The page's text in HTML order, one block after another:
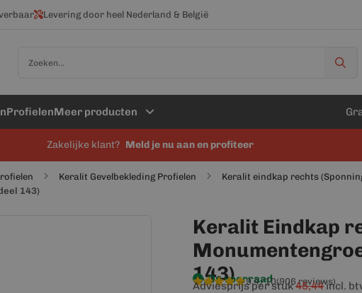
Levering door heel Nederland & België
ProfielenMeer producten
Zakelijke klant? Meld je nu aan en profiteer
Keralit Gevelbekleding Profielen
Keralit eindkap rechts
143)
Keralit Eindkap
143)
Op voorraad
9,4/10(906 reviews)
Adviesprijs per stuk45,44incl.